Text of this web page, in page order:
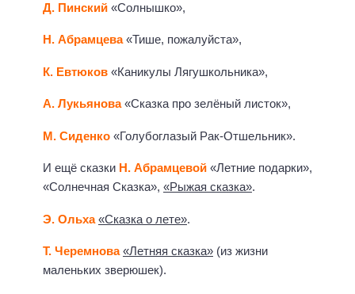
Д. Пинский «Солнышко»,
Н. Абрамцева«Тише, пожалуйста»,
К. Евтюков «Каникулы Лягушкольника»,
А. Лукьянова«Сказка про зелёный листок»,
М. Сиденко «Голубоглазый Рак-Отшельник».
И ещё сказки Н. Абрамцевой «Летние подарки»,
«Солнечная Сказка», «Рыжая сказка».
Э. Ольха «Сказка о лете».
Т. Черемнова «Летняя сказка» (из жизни
маленьких зверюшек).